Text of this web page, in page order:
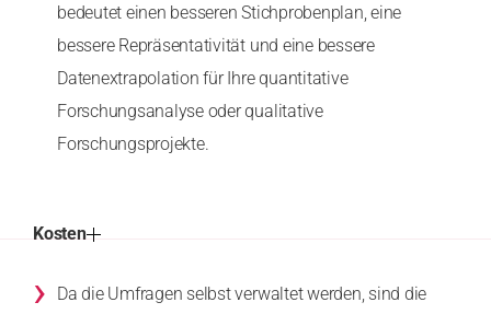
bedeutet einen besseren Stichprobenplan, eine
bessere Repräsentativität und eine bessere
Datenextrapolation für Ihre quantitative
Forschungsanalyse oder qualitative
Forschungsprojekte.
Kosten
›
Da die Umfragen selbst verwaltet werden, sind die